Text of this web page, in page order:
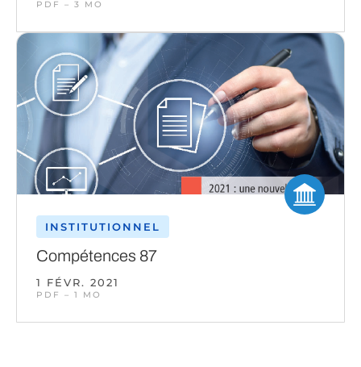
PDF – 3 MO
INSTITUTIONNEL
Compétences 87
1 FÉVR. 2021
PDF – 1 MO